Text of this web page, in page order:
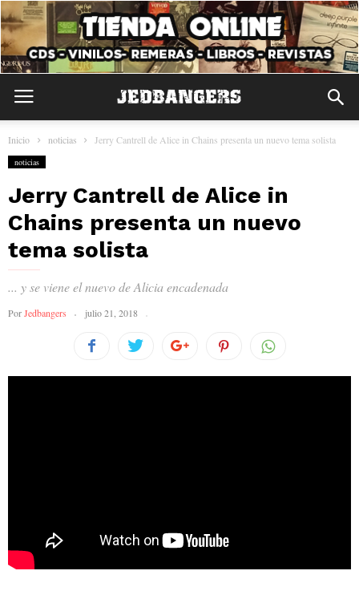
Inicio noticias Jerry Cantrell de Alice in Chains presenta un nuevo tema solista
noticias
Jerry Cantrell de Alice in
Chains presenta un nuevo
tema solista
... y se viene el nuevo de Alicia encadenada
PorJedbangers julio 21, 2018